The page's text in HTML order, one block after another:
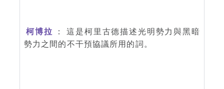
柯博拉
： 這是柯里古德描述光明勢力與黑暗
勢力之間的不干預協議所用的詞。